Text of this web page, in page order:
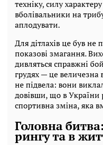
техніку, силу
вболівальники на
аплодувати.
Для дітлахів це був не
показові змагання.
дивляться справжні
грудях — це величезна
не підвела: вони
довівши, що в України
спортивна зміна, яка
Головна
рингу та в